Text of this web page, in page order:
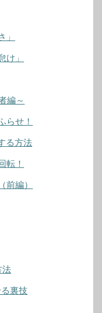
」
け」
編～
らせ！
る方法
転！
前編）
法
裏技